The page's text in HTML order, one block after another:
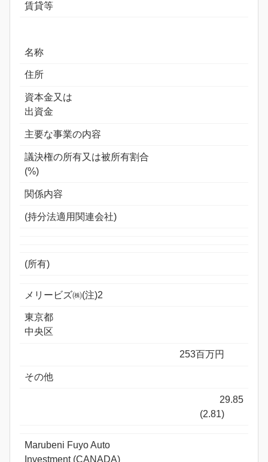
賃貸等
名称
住所
資本金又は
出資金
主要な事業の内容
議決権の所有又は被所有割合
(%)
関係内容
(持分法適用関連会社)
(所有)
メリービズ㈱(注)2
東京都
中央区
253百万円
その他
29.85
(2.81)
Marubeni Fuyo Auto
Investment (CANADA)